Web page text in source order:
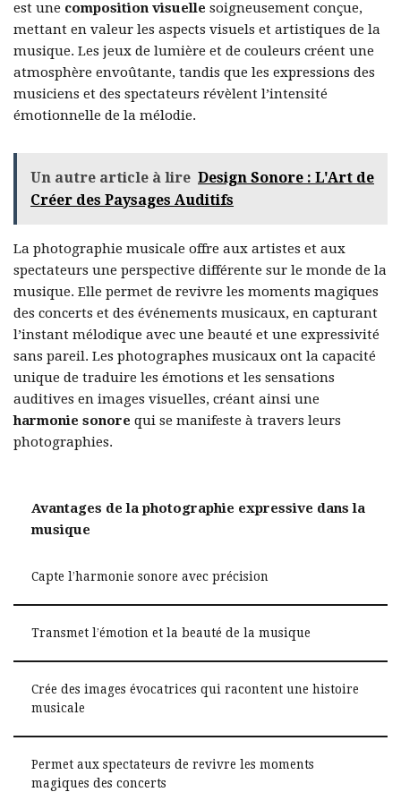
est une composition visuelle soigneusement conçue,
mettant en valeur les aspects visuels et artistiques de la
musique. Les jeux de lumière et de couleurs créent une
atmosphère envoûtante, tandis que les expressions des
musiciens et des spectateurs révèlent l’intensité
émotionnelle de la mélodie.
Un autre article à lire Design Sonore : L'Art de
Créer des Paysages Auditifs
La photographie musicale offre aux artistes et aux
spectateurs une perspective différente sur le monde de la
musique. Elle permet de revivre les moments magiques
des concerts et des événements musicaux, en capturant
l’instant mélodique avec une beauté et une expressivité
sans pareil. Les photographes musicaux ont la capacité
unique de traduire les émotions et les sensations
auditives en images visuelles, créant ainsi une
harmonie sonore qui se manifeste à travers leurs
photographies.
Avantages de la photographie expressive dans la
musique
Capte l’harmonie sonore avec précision
Transmet l’émotion et la beauté de la musique
Crée des images évocatrices qui racontent une histoire
musicale
Permet aux spectateurs de revivre les moments
magiques des concerts